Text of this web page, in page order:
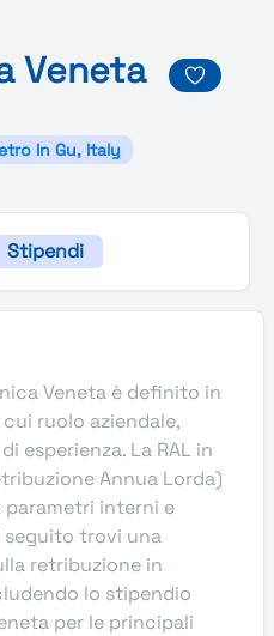
Veneta
In Gu, Italy
Stipendi
Veneta è definito in
ruolo aziendale,
esperienza. La RAL in
Annua Lorda)
interni e
seguito trovi una
retribuzione in
lo stipendio
per le principali